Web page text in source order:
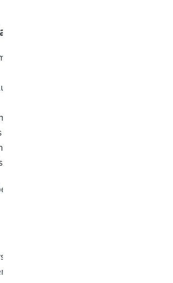
(nationaler Reisepass oder anders
oder Einbürgerungsurkunde der
Vermögen, Kranken- und
Personenstand)
Minderjähriger: Nachweis des
kann weitere Unterlagen verlangen.
EUR 255,00
Minderjährigen ohne eigene Einkünfte: